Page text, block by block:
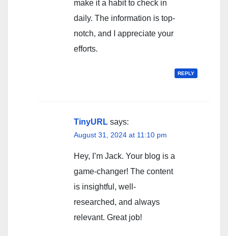
make it a habit to check in
daily. The information is top-
notch, and I appreciate your
efforts.
REPLY
TinyURL says:
August 31, 2024 at 11:10 pm
Hey, I’m Jack. Your blog is a
game-changer! The content
is insightful, well-
researched, and always
relevant. Great job!